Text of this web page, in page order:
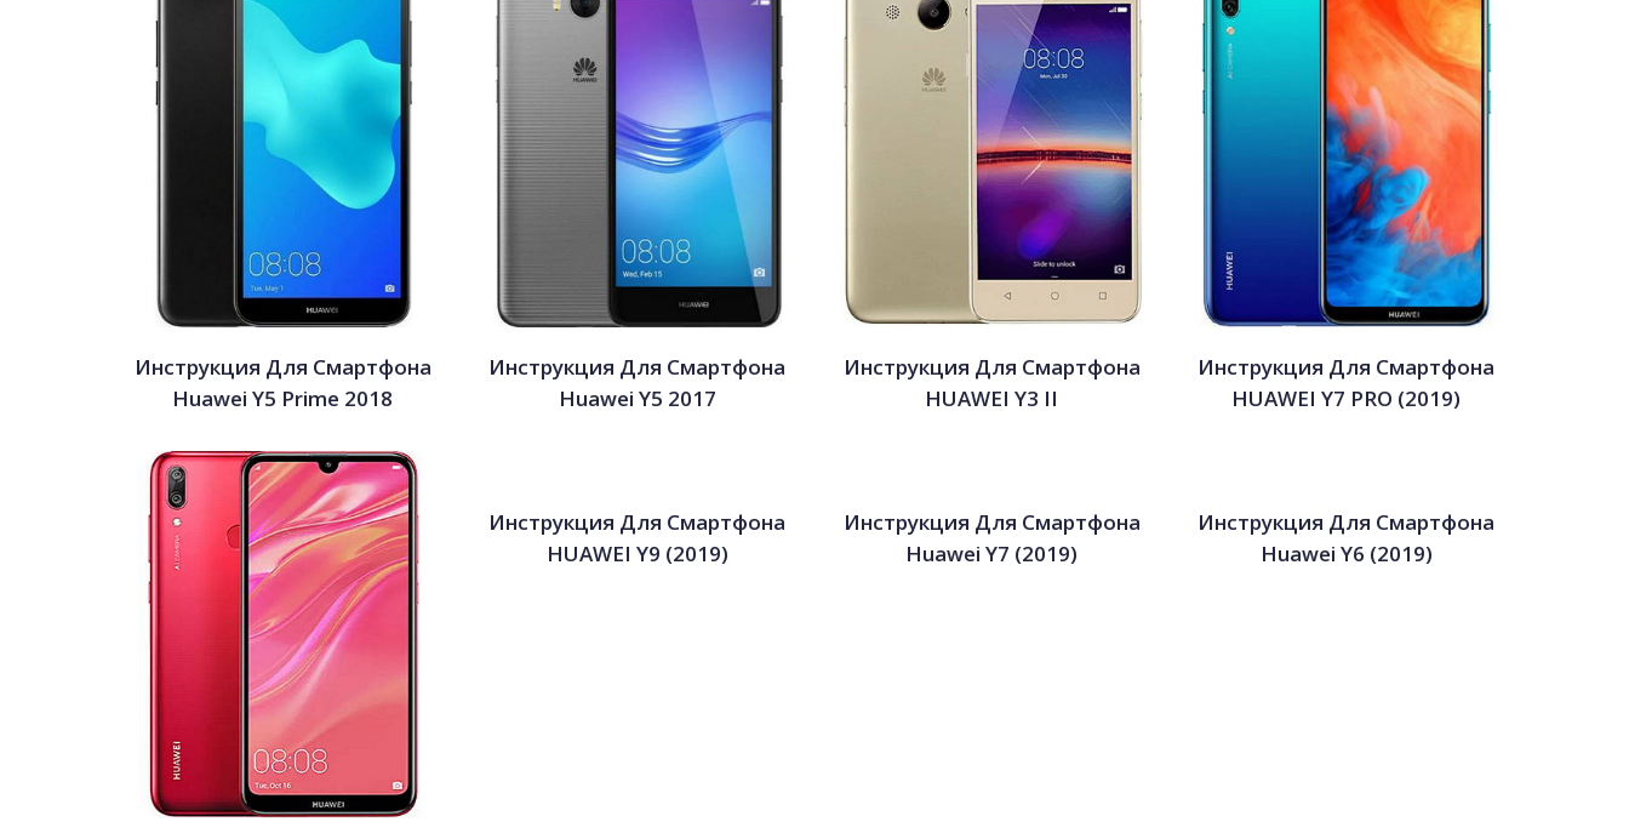
Инструкция Для Смартфона
Huawei Y5 Prime 2018
Инструкция Для Смартфона
Huawei Y5 2017
Инструкция Для Смартфона
HUAWEI Y3 II
Инструкция Для Смартфона
HUAWEI Y7 PRO (2019)
Инструкция Для Смартфона
HUAWEI Y9 (2019)
Инструкция Для Смартфона
Huawei Y7 (2019)
Инструкция Для Смартфона
Huawei Y6 (2019)